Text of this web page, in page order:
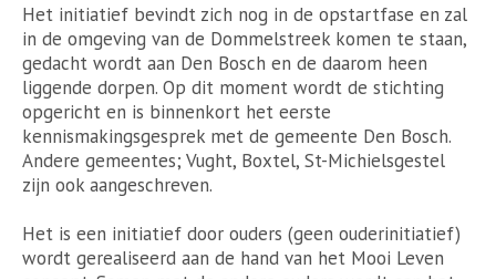
Het initiatief bevindt zich nog in de opstartfase en zal
in de omgeving van de Dommelstreek komen te staan,
gedacht wordt aan Den Bosch en de daarom heen
liggende dorpen. Op dit moment wordt de stichting
opgericht en is binnenkort het eerste
kennismakingsgesprek met de gemeente Den Bosch.
Andere gemeentes; Vught, Boxtel, St-Michielsgestel
zijn ook aangeschreven.
Het is een initiatief door ouders (geen ouderinitiatief)
wordt gerealiseerd aan de hand van het Mooi Leven